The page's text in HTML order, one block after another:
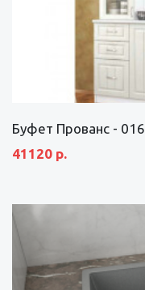
Буфет Прованс - 016
41120 р.